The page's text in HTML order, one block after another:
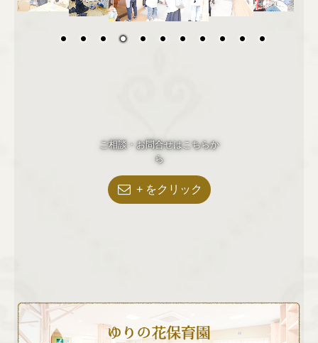
ご相談・お問合せはこちらか
ら
+ をクリック